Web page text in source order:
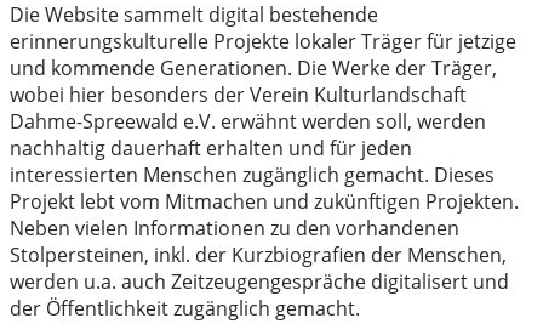
Die Website sammelt digital bestehende
erinnerungskulturelle Projekte lokaler Träger für jetzige
und kommende Generationen. Die Werke der Träger,
wobei hier besonders der Verein Kulturlandschaft
Dahme-Spreewald e.V. erwähnt werden soll, werden
nachhaltig dauerhaft erhalten und für jeden
interessierten Menschen zugänglich gemacht. Dieses
Projekt lebt vom Mitmachen und zukünftigen Projekten.
Neben vielen Informationen zu den vorhandenen
Stolpersteinen, inkl. der Kurzbiografien der Menschen,
werden u.a. auch Zeitzeugengespräche digitalisert und
der Öffentlichkeit zugänglich gemacht.